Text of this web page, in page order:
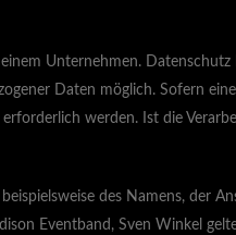
Unternehmen.
Daten möglich. Sofern
werden. Ist die
des Namens, der
Eventband, Sven Winkel